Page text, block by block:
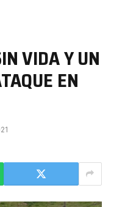
VIDA Y UN
EN